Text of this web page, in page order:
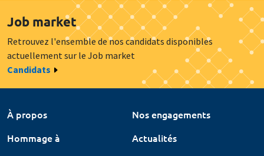
Job market
Retrouvez l'ensemble de nos candidats disponibles
actuellement sur le Job market
Candidats
À propos
Nos engagements
Hommage à
Actualités